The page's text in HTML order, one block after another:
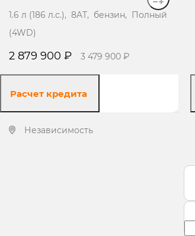
1.6 л (186 л.с.), 8AT, бензин, Полный
(4WD)
2 879 900 ₽ 3 479 900 ₽
Расчет кредита
Независимость